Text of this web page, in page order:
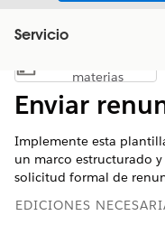
Servicio
Mostrar índice
materias
Enviar
Implemente esta
un marco estructurado
solicitud formal de
EDICIONES